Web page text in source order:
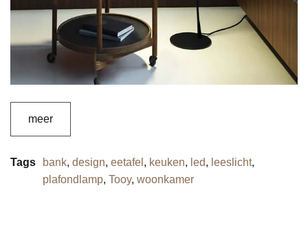
meer
Tags bank, design, eetafel , keuken, led, leeslicht,
plafondlamp, Tooy, woonkamer